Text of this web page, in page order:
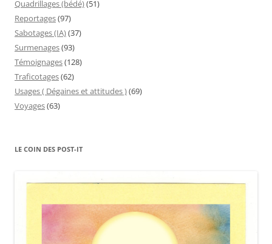
Quadrillages (bédé)(51)
Reportages(97)
Sabotages (IA)(37)
Surmenages(93)
Témoignages(128)
Traficotages(62)
Usages ( Dégaines et attitudes )(69)
Voyages(63)
LE COIN DES POST-IT